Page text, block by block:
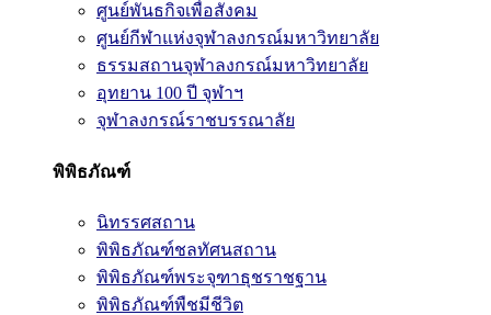
ศูนย์พันธกิจเพื่อสังคม
ศูนย์กีฬาแห่งจุฬาลงกรณ์มหาวิทยาลัย
ธรรมสถานจุฬาลงกรณ์มหาวิทยาลัย
อุทยาน 100 ปี จุฬาฯ
จุฬาลงกรณ์ราชบรรณาลัย
พิพิธภัณฑ์
นิทรรศสถาน
พิพิธภัณฑ์ชลทัศนสถาน
พิพิธภัณฑ์พระจุฑาธุชราชฐาน
พิพิธภัณฑ์พืชมีชีวิต